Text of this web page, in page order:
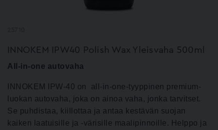
INNOKEM IPW40 Polish Wax Yleisvaha 500ml
All-in-one autovaha
INNOKEM IPW-40 on all-in-one-tyyppinen premium-
luokan autovaha, joka on ainoa vaha, jonka tarvitset.
Se puhdistaa, kiillottaa ja antaa kestävän suojan
kaiken laatuisille ja -värisille maalipinnoille. Helppo ja